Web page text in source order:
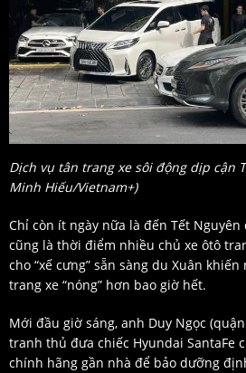
Dịch vụ tân trang xe sôi động dịp cận
Minh Hiếu/Vietnam+)
Chỉ còn ít ngày nữa là đến Tết Nguyên
cũng là thời điểm nhiều chủ xe ôtô
cho “xế cưng” sẵn sàng du Xuân
trang xe “nóng” hơn bao giờ hết.
Mới đầu giờ sáng, anh Duy Ngọc
tranh thủ đưa chiếc Hyundai SantaFe
chính hãng gần nhà để bảo dưỡng